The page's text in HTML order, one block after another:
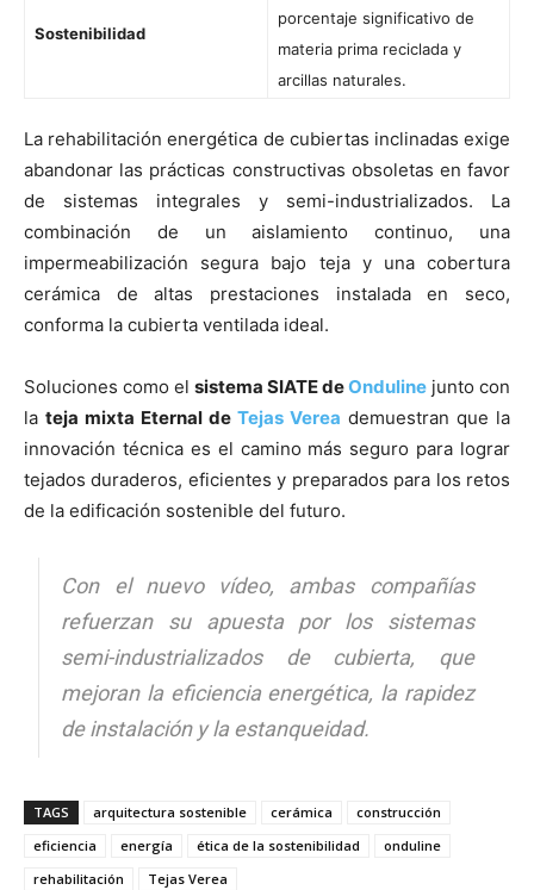
Sostenibilidad
porcentaje significativo de
materia prima reciclada y
arcillas naturales.
La rehabilitación energética de cubiertas inclinadas exige
abandonar las prácticas constructivas obsoletas en favor
de sistemas integrales y semi-industrializados. La
combinación de un aislamiento continuo, una
impermeabilización segura bajo teja y una cobertura
cerámica de altas prestaciones instalada en seco,
conforma la cubierta ventilada ideal.
Soluciones como el sistema SIATE deOnduline junto con
la teja mixta Eternal de Tejas Verea demuestran que la
innovación técnica es el camino más seguro para lograr
tejados duraderos, eficientes y preparados para los retos
de la edificación sostenible del futuro.
Con el nuevo vídeo, ambas compañías
refuerzan su apuesta por los sistemas
semi-industrializados de cubierta, que
mejoran la eficiencia energética, la rapidez
de instalación y la estanqueidad.
TAGS arquitectura sostenible cerámica
construcción
eficiencia
energía ética de la sostenibilidad
onduline
rehabilitación
Tejas Verea